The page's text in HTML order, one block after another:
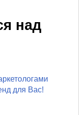
над
для Вас!